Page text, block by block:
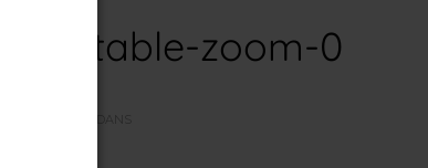
à-la-table-zoom-0